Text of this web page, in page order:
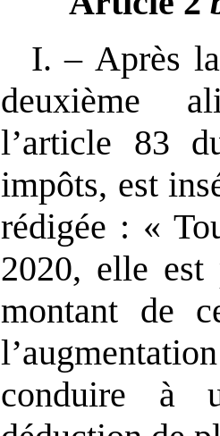
I. – Après
deuxième
l’article 83
impôts, est
rédigée : «
2020, elle
montant de
conduire à